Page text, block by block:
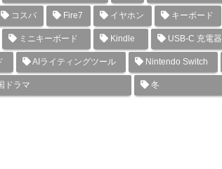
コスパ Fire7 イヤホン キーボード
ミニキーボード Kindle USB-C 充電器
AIライティングツール Nintendo Switch
ドラマ 冬